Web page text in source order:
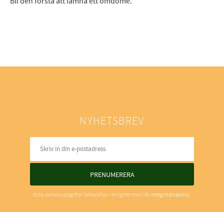
NYHETSBREV
PRENUMERERA
Dina personuppgifter behandlas i enlighet med vår integritetspolicy.